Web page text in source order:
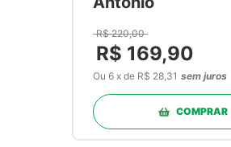
R$ 220,00
R$ 169,90
Ou 6 xde R$ 28,31 sem juros
COMPRAR